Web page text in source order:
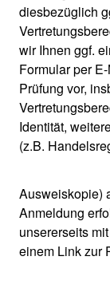
diesbezüglich
wir Ihnen ggf.
Formular per
Prüfung vor,
Identität,
(z.B.
Ausweiskopie)
Anmeldung
unsererseits
einem Link zur